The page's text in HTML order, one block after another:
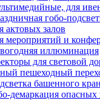
для
гобо-
актовых залов
мероприятий и
иллюминация
для световой
пешеходный
башенного
демаркация опасных